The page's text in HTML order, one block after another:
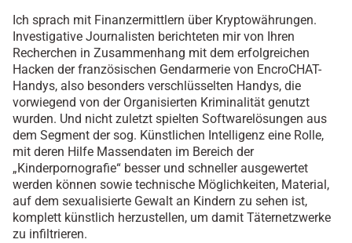
Ich sprach mit Finanzermittlern über Kryptowährungen.
Investigative Journalisten berichteten mir von Ihren
Recherchen in Zusammenhang mit dem erfolgreichen
Hacken der französischen Gendarmerie von EncroCHAT-
Handys, also besonders verschlüsselten Handys, die
vorwiegend von der Organisierten Kriminalität genutzt
wurden. Und nicht zuletzt spielten Softwarelösungen aus
dem Segment der sog. Künstlichen Intelligenz eine Rolle,
mit deren Hilfe Massendaten im Bereich der
„Kinderpornografie“ besser und schneller ausgewertet
werden können sowie technische Möglichkeiten, Material,
auf dem sexualisierte Gewalt an Kindern zu sehen ist,
komplett künstlich herzustellen, um damit Täternetzwerke
zu infiltrieren.